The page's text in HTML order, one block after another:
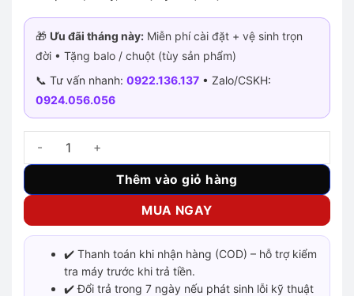
🎁 Ưu đãi tháng này: Miễn phí cài đặt + vệ sinh trọn
đời • Tặng balo / chuột (tùy sản phẩm)
📞 Tư vấn nhanh: 0922.136.137 • Zalo/CSKH:
0924.056.056
Nitro AN515 58 i5-12500H RTX 3050 số lượng
Thêm vào giỏ hàng
MUA NGAY
✔️ Thanh toán khi nhận hàng (COD) – hỗ trợ kiểm
tra máy trước khi trả tiền.
✔️ Đổi trả trong 7 ngày nếu phát sinh lỗi kỹ thuật